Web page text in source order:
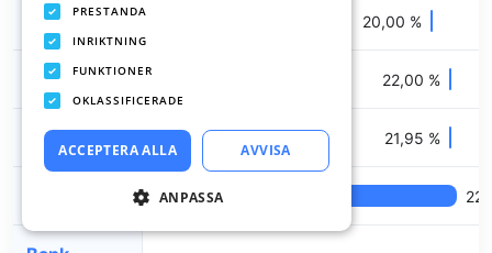
Creditstar 20,00 %
Binly 22,00 %
Banky 21,95 %
kombinera den med annan information som
du har tillhandahållit dem eller som de har
samlat in från din användning av deras
tjänster. Integritetspolicy
PRESTANDA
INRIKTNING
FUNKTIONER
OKLASSIFICERADE
ACCEPTERA ALLA AVVISA
ANPASSA